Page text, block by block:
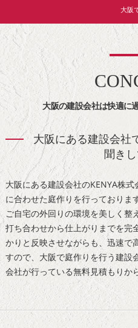
大阪
大阪の建設会社は快適に
大阪にある建設会社
聞き
大阪にある建設会社のKENYA株
に合わせた庭作りを行っておりま
ご自宅の外回りの環境を美しく整
打ち合わせから仕上がりまでを完
かりと反映させながらも、迅速で
すので、大阪で庭作りを行う建設
会社が行っている無料見積もりか